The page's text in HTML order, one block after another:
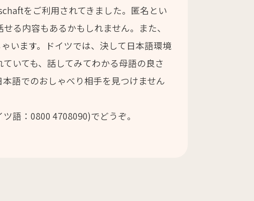
をご利用されてきました。匿名とい
る内容もあるかもしれません。また、
います。ドイツでは、決して日本語環境
いても、話してみてわかる母語の良さ
語でのおしゃべり相手を見つけません
語：0800 4708090)でどうぞ。